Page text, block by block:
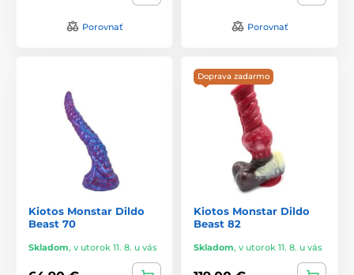
Porovnať Porovnať
Kiotos Monstar Dildo
Beast 70
Skladom, v utorok 11. 8. u vás
Doprava zadarmo
Kiotos Monstar Dildo
Beast 82
Skladom, v utorok 11. 8. u vás